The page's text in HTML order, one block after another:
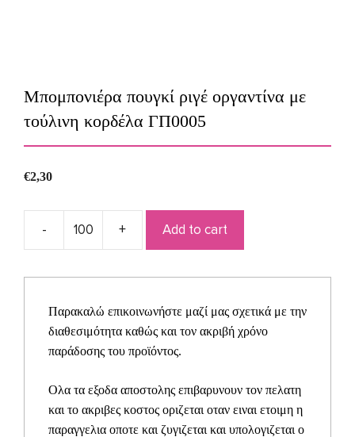
Μπομπονιέρα πουγκί ριγέ οργαντίνα με
τούλινη κορδέλα ΓΠ0005
€2,30
Μπομπονιέρα
ριγέ
με
τούλινη
κορδέλα
quantity
Add to cart
Παρακαλώ επικοινωνήστε μαζί μας σχετικά με την
διαθεσιμότητα καθώς και τον ακριβή χρόνο
παράδοσης του προϊόντος.
Ολα τα εξοδα αποστολης επιβαρυνουν τον πελατη
και το ακριβες κοστος οριζεται οταν ειναι ετοιμη η
παραγγελια οποτε και ζυγιζεται και υπολογιζεται ο